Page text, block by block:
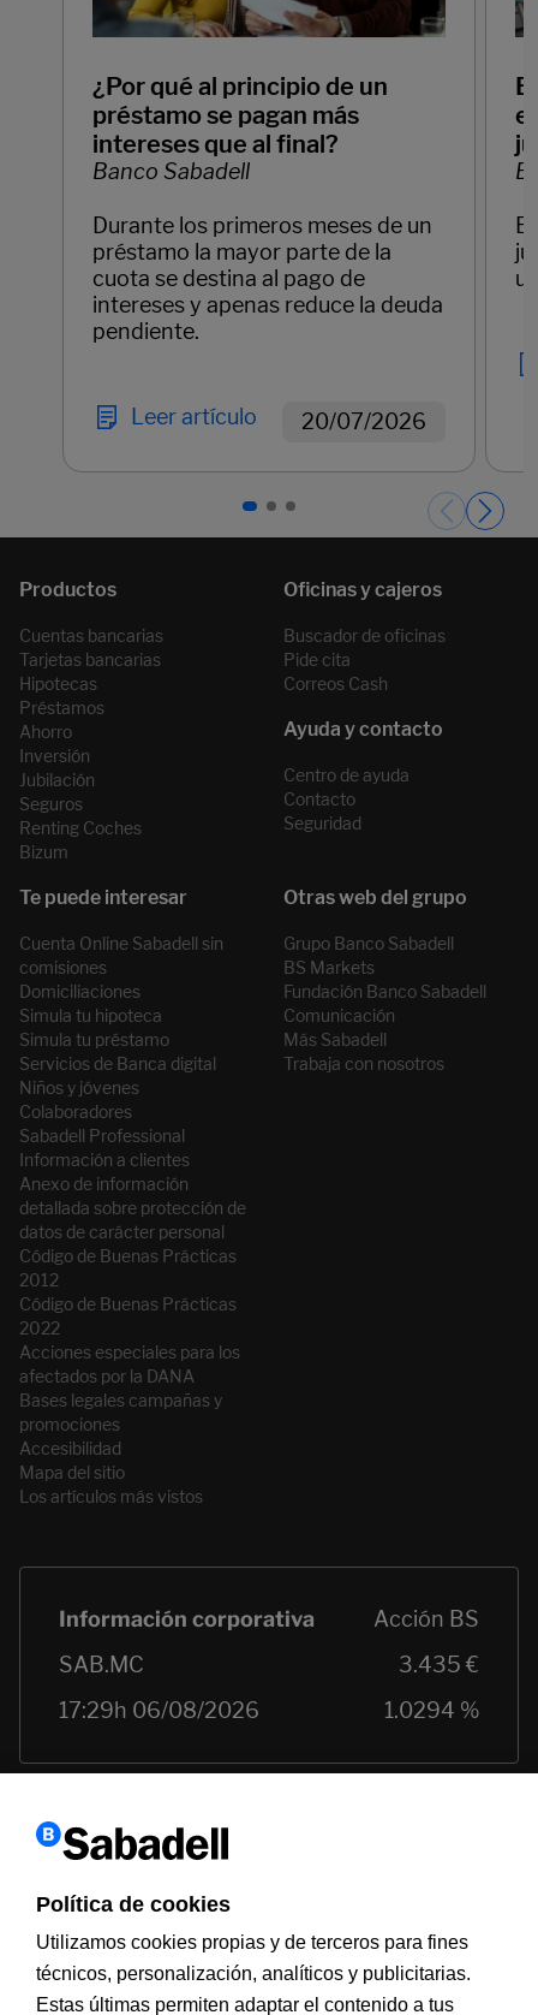
¿Por qué al principio de un
préstamo se pagan más
intereses que al final?
Banco Sabadell
Durante los primeros meses de un
préstamo la mayor parte de la
cuota se destina al pago de
intereses y apenas reduce la deuda
pendiente.
Leer artículo 20/07/2026
Cuentas bancarias
Tarjetas bancarias
Hipotecas
Préstamos
Ahorro
Inversión
Jubilación
Seguros
Renting Coches
Bizum
Buscador de oficinas
Pide cita
Correos Cash
Centro de ayuda
Contacto
Seguridad
Cuenta Online Sabadell sin
comisiones
Domiciliaciones
Simula tu hipoteca
Simula tu préstamo
Servicios de Banca digital
Niños y jóvenes
Colaboradores
Sabadell Professional
Información a clientes
Anexo de información
detallada sobre protección de
datos de carácter personal
Código de Buenas Prácticas
2012
Código de Buenas Prácticas
2022
Acciones especiales para los
afectados por la DANA
Bases legales campañas y
promociones
Accesibilidad
Mapa del sitio
Los artículos más vistos
Grupo Banco Sabadell
BS Markets
Fundación Banco Sabadell
Comunicación
Más Sabadell
Trabaja con nosotros
Política de cookies
Utilizamos cookies propias y de terceros para fines
técnicos, personalización, analíticos y publicitarias.
Estas últimas permiten adaptar el contenido a tus